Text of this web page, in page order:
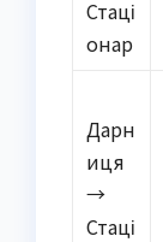
Стаці
онар
Дарн
иця
→
Стаці